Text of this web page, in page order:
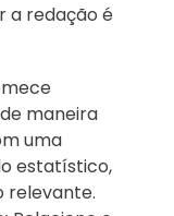
a redação é
maneira
uma
estatístico,
relevante.